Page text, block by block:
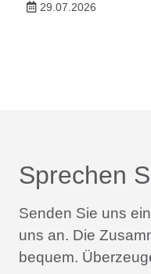
29.07.2026
Sprechen
Senden Sie uns
uns an. Die
bequem.